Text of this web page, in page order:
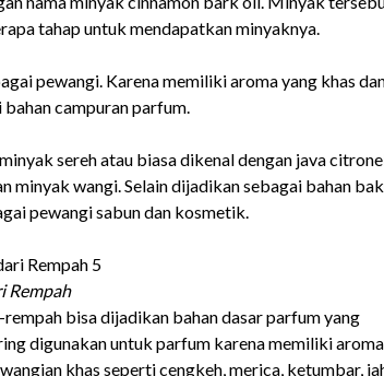
tahap untuk mendapatkan minyaknya.
pewangi. Karena memiliki aroma yang khas
campuran parfum.
sereh atau biasa dikenal dengan java
minyak wangi. Selain dijadikan sebagai bahan
pewangi sabun dan kosmetik.
Rempah
bisa dijadikan bahan dasar parfum yang
digunakan untuk parfum karena memiliki aroma
khas seperti cengkeh, merica, ketumbar,